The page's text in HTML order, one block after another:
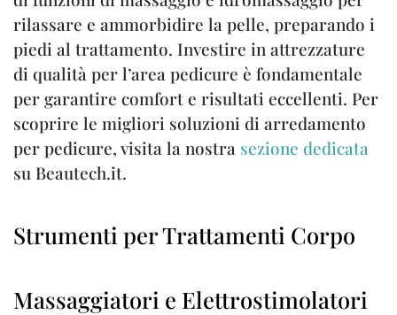
rilassare e ammorbidire la pelle, preparando i
piedi al trattamento. Investire in attrezzature
di qualità per l’area pedicure è fondamentale
per garantire comfort e risultati eccellenti. Per
scoprire le migliori soluzioni di arredamento
per pedicure, visita la nostra sezione dedicata
su Beautech.it.
Strumenti per Trattamenti Corpo
Massaggiatori e Elettrostimolatori